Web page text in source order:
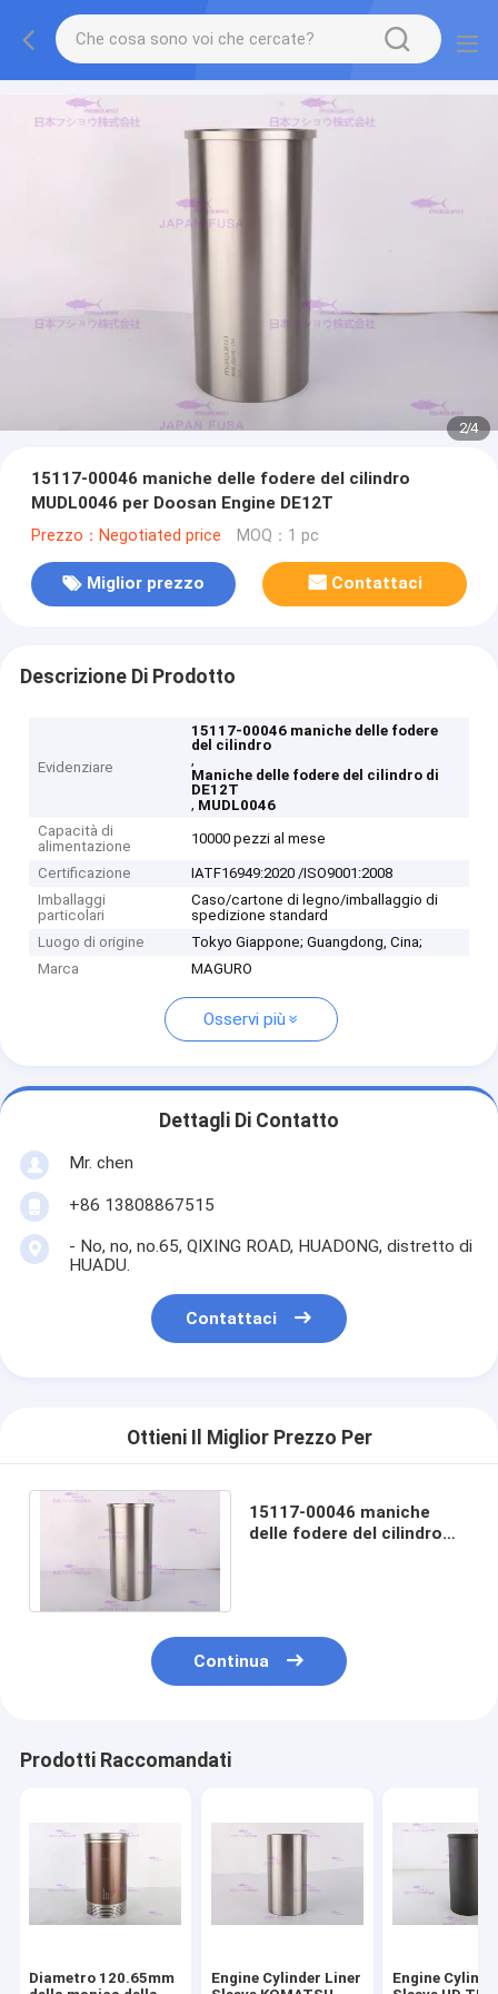
2/4
15117-00046 maniche delle fodere del cilindro
MUDL0046 per Doosan Engine DE12T
Prezzo：Negotiated price MOQ：1 pc
Miglior prezzo Contattaci
Descrizione Di Prodotto
Evidenziare
15117-00046 maniche delle fodere
del cilindro
,
Maniche delle fodere del cilindro di
DE12T
, MUDL0046
Capacità di
alimentazione
10000 pezzi al mese
Certificazione
IATF16949:2020 /ISO9001:2008
Imballaggi
particolari
Caso/cartone di legno/imballaggio di
spedizione standard
Luogo di origine
Tokyo Giappone; Guangdong, Cina;
Marca
MAGURO
Osservi più
Dettagli Di Contatto
Mr. chen
+86 13808867515
- No, no, no.65, QIXING ROAD, HUADONG, distretto di
HUADU.
Contattaci
Ottieni Il Miglior Prezzo Per
15117-00046 maniche
delle fodere del cilindro
Continua
Prodotti Raccomandati
Diametro 120.65mm
Engine Cylinder Liner
Engine